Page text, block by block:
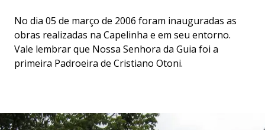
No dia 05 de março de 2006 foram inauguradas as
obras realizadas na Capelinha e em seu entorno.
Vale lembrar que Nossa Senhora da Guia foi a
primeira Padroeira de Cristiano Otoni.